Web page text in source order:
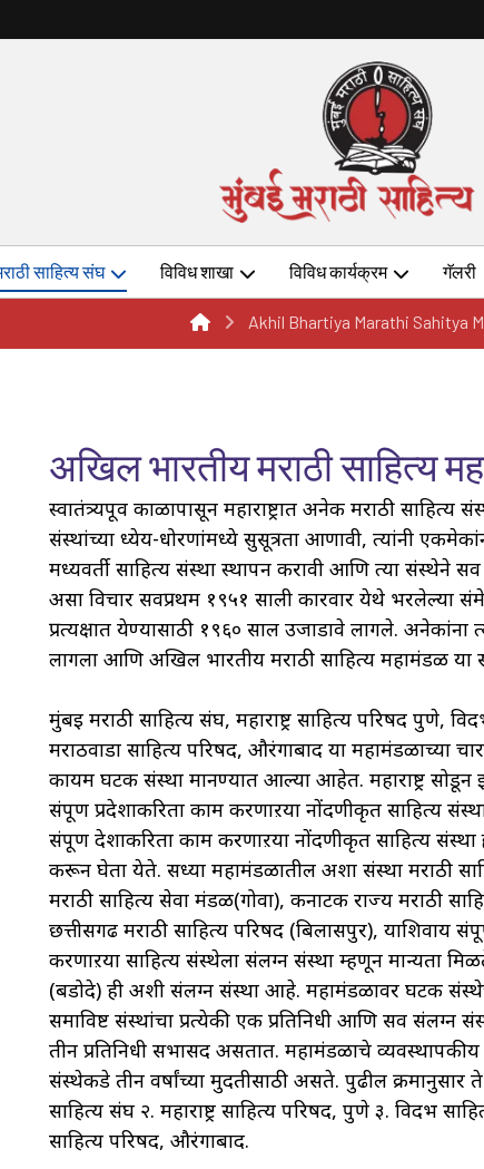
साहित्य संघ विविध शाखा विविध कार्यक्रम गॅलरी
Akhil Bhartiya Marathi Sahitya
अखिल भारतीय मराठी साहित्य
स्वातंत्र्यपूर्व काळापासून महाराष्ट्रात अनेक मराठी
संस्थांच्या ध्येय-धोरणांमध्ये सुसूत्रता आणावी, त्यांनी
मध्यवर्ती साहित्य संस्था स्थापन करावी आणि त्या संस्थेने
असा विचार सर्वप्रथम १९५१ साली कारवार येथे भरलेल्या
प्रत्यक्षात येण्यासाठी १९६० साल उजाडावे लागले. अनेकांना
लागला आणि अखिल भारतीय मराठी साहित्य महामंडळ या
मुंबई मराठी साहित्य संघ, महाराष्ट्र साहित्य परिषद पुणे,
मराठवाडा साहित्य परिषद, औरंगाबाद या महामंडळाच्या
कायम घटक संस्था मानण्यात आल्या आहेत. महाराष्ट्र सोडून
संपूर्ण प्रदेशाकरिता काम करणाऱया नोंदणीकृत साहित्य
संपूर्ण देशाकरिता काम करणाऱया नोंदणीकृत साहित्य संस्था
करून घेता येते. सध्या महामंडळातील अशा संस्था मराठी
मराठी साहित्य सेवा मंडळ(गोवा), कर्नाटक राज्य मराठी
छत्तीसगढ मराठी साहित्य परिषद (बिलासपुर), याशिवाय
करणाऱया साहित्य संस्थेला संलग्न संस्था म्हणून मान्यता
(बडोदे) ही अशी संलग्न संस्था आहे. महामंडळावर घटक संस्थेचे
समाविष्ट संस्थांचा प्रत्येकी एक प्रतिनिधी आणि सर्व संलग्न
तीन प्रतिनिधी सभासद असतात. महामंडळाचे
संस्थेकडे तीन वर्षांच्या मुदतीसाठी असते. पुढील क्रमानुसार
साहित्य संघ २. महाराष्ट्र साहित्य परिषद, पुणे ३. विदर्भ
साहित्य परिषद, औरंगाबाद.